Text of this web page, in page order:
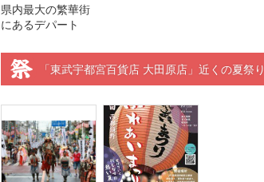
県内最大の繁華街
にあるデパート
「東武宇都宮百貨店 大田原店」近くの夏祭り